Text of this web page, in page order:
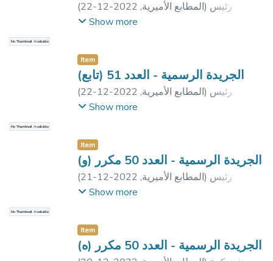
No Thumbnail Available
( المطابع الأميرية,
2022-12-22 ) رئيس
الجمهورية
Show more
No Thumbnail Available
Item
الجريدة الرسمية - العدد 51 (تابع)
( المطابع الأميرية,
2022-12-22 ) رئيس
جمهورية مصر العربية
Show more
No Thumbnail Available
Item
الجريدة الرسمية - العدد 50 مكرر (و)
( المطابع الأميرية,
2022-12-21 ) رئيس
رئيس مجلس الوزراء
Show more
Item
الجريدة الرسمية - العدد 50 مكرر (ه)